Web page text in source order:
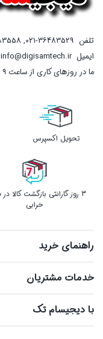
تلفن 021-36483529
,
ایمیلinfo@digisamtech.ir
ما در روزهای کاری از ساعت ۹ صبح تا ۱۹ پاسخگوی شما هستیم
تحویل اکسپرس
3 روز گارانتی بازگشت کالا
خرابی
راهنمای خرید
خدمات مشتریان
با دیجیسام تک